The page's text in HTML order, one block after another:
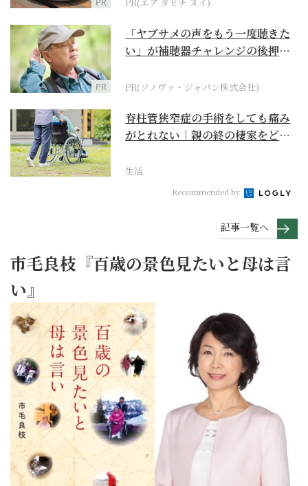
PR(エア タヒチ ヌイ)
PR
「ヤブサメの声をもう一度聴きた
い」が補聴器チャレンジの後押し
PR(ソノヴァ・ジャパン株式会社)
脊柱管狭窄症の手術をしても痛み
がとれない｜親の終の棲家をどう
生活
Recommended by
記事一覧へ
市毛良枝『百歳の景色見たいと母は言
い』